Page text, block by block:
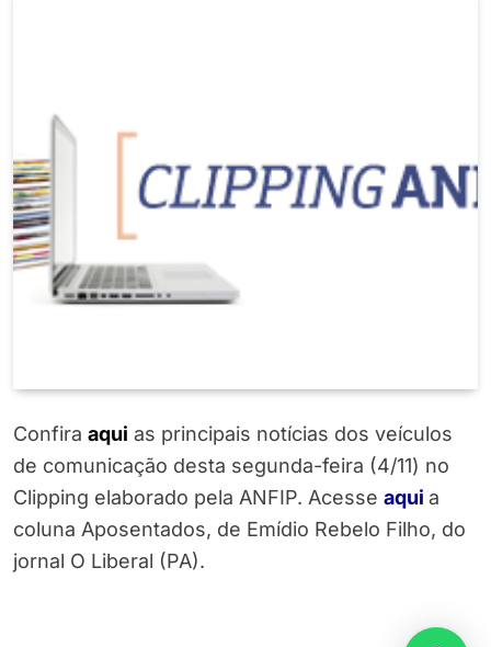
Confira aqui as principais notícias dos veículos
de comunicação desta segunda-feira (4/11) no
Clipping elaborado pela ANFIP. Acesse aqui a
coluna Aposentados, de Emídio Rebelo Filho, do
jornal O Liberal (PA).